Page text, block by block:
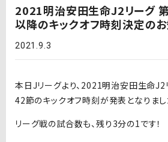
2021明治安田生命J2リーグ
以降のキックオフ時刻決定の
2021.9.3
本日Jリーグより、2021明治安田生命
42節のキックオフ時刻が発表となりまし
リーグ戦の試合数も、残り3分の1です！